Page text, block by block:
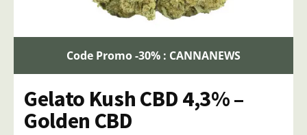
Code Promo -30% : CANNANEWS
Gelato Kush CBD 4,3% –
Golden CBD